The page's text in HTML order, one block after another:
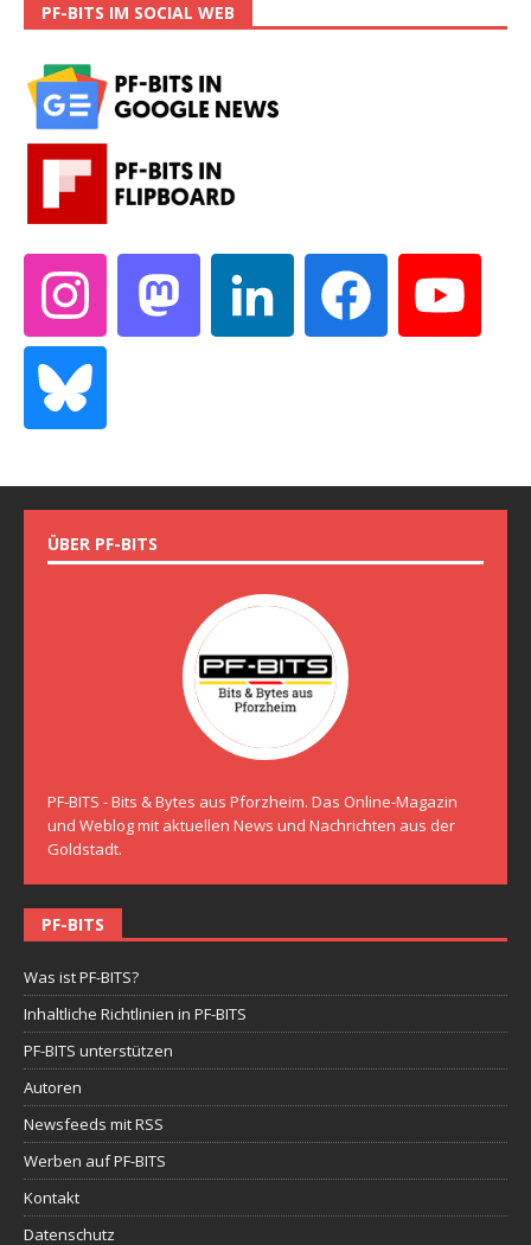
PF-BITS IM SOCIAL WEB
ÜBER PF-BITS
PF-BITS - Bits & Bytes aus Pforzheim. Das Online-Magazin
und Weblog mit aktuellen News und Nachrichten aus der
Goldstadt.
PF-BITS
Was ist PF-BITS?
Inhaltliche Richtlinien in PF-BITS
PF-BITS unterstützen
Autoren
Newsfeeds mit RSS
Werben auf PF-BITS
Kontakt
Datenschutz